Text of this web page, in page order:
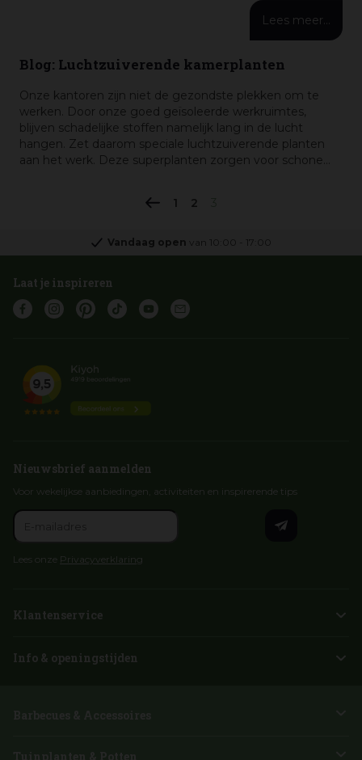
Blog: Luchtzuiverende kamerplanten
Onze kantoren zijn niet de gezondste plekken om te
werken. Door onze goed geïsoleerde werkruimtes,
blijven schadelijke stoffen namelijk lang in de lucht
hangen. Zet daarom speciale luchtzuiverende planten
aan het werk. Deze superplanten zorgen voor schone
planten voor je op een rij.
Lees meer...
1 2
Vandaag open van 10:00 17:00
Laat je inspireren
Nieuwsbrief aanmelden
Voor wekelijkse aanbiedingen, activiteiten en inspirerende tips
Lees onze Privacyverklaring
Klantenservice
Info & openingstijden